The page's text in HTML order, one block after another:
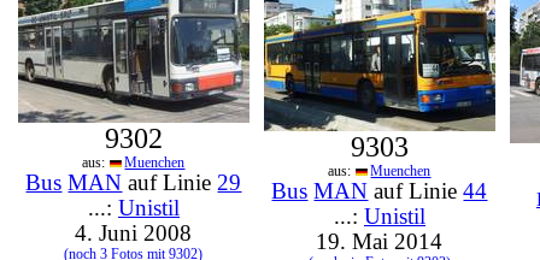
9302
aus: Muenchen
Bus MAN auf Linie29
...: Unistil
4. Juni 2008
(noch 3 Fotos mit 9302)
9303
aus: Muenchen
Bus MAN auf Linie44
...: Unistil
19. Mai 2014